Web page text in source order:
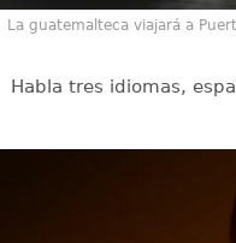
La guatemalteca viajará a
Habla tres idiomas,